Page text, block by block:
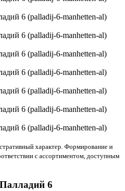
характер. Формирование и
с ассортиментом, доступным
Палладий 6